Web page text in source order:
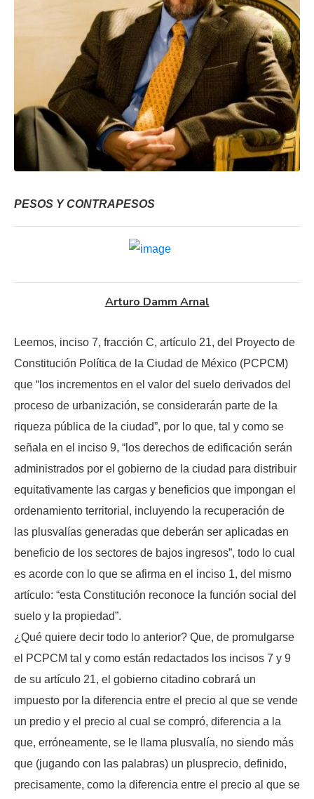
PESOS Y CONTRAPESOS
Arturo Damm Arnal
Leemos, inciso 7, fracción C, artículo 21, del Proyecto de
Constitución Política de la Ciudad de México (PCPCM)
que “los incrementos en el valor del suelo derivados del
proceso de urbanización, se considerarán parte de la
riqueza pública de la ciudad”, por lo que, tal y como se
señala en el inciso 9, “los derechos de edificación serán
administrados por el gobierno de la ciudad para distribuir
equitativamente las cargas y beneficios que impongan el
ordenamiento territorial, incluyendo la recuperación de
las plusvalías generadas que deberán ser aplicadas en
beneficio de los sectores de bajos ingresos”, todo lo cual
es acorde con lo que se afirma en el inciso 1, del mismo
artículo: “esta Constitución reconoce la función social del
suelo y la propiedad”.
¿Qué quiere decir todo lo anterior? Que, de promulgarse
el PCPCM tal y como están redactados los incisos 7 y 9
de su artículo 21, el gobierno citadino cobrará un
impuesto por la diferencia entre el precio al que se vende
un predio y el precio al cual se compró, diferencia a la
que, erróneamente, se le llama plusvalía, no siendo más
que (jugando con las palabras) un plusprecio, definido,
precisamente, como la diferencia entre el precio al que se